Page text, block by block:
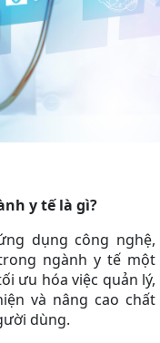
y tế là gì?
dụng công nghệ,
ngành y tế một
ưu hóa việc quản lý,
và nâng cao chất
dùng.